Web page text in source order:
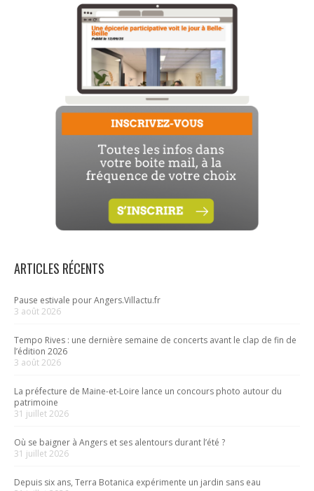
ARTICLES RÉCENTS
Pause estivale pour Angers.Villactu.fr
3 août 2026
Tempo Rives : une dernière semaine de concerts avant le clap de fin de
l’édition 2026
3 août 2026
La préfecture de Maine-et-Loire lance un concours photo autour du
patrimoine
31 juillet 2026
Où se baigner à Angers et ses alentours durant l’été ?
31 juillet 2026
Depuis six ans, Terra Botanica expérimente un jardin sans eau